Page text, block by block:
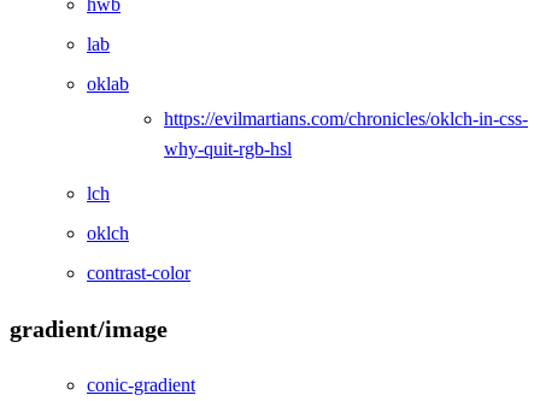
hwb
lab
oklab
https://evilmartians.com/chronicles/oklch-in-css-
why-quit-rgb-hsl
lch
oklch
contrast-color
gradient/image
conic-gradient